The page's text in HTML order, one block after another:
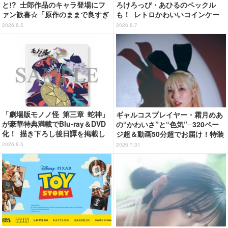
と!? 士郎作品のキャラ登場にフ
ァン歓喜☆「原作のままで良すぎ
るな」「脳の処理が追いつかない
よお」…第5話【ネタバレあり反
2026.8.5
ろけろっぴ・あひるのペックル
も！ レトロかわいいコインケー
ス第2弾がカプセルトイに登場♪
2026.8.7
「劇場版モノノ怪 第三章 蛇神」
が豪華特典満載でBlu-ray＆DVD
化！ 描き下ろし後日譚を掲載し
たブックレットなど
2026.8.5
ギャルコスプレイヤー・霜月めあ
の“かわいさ”と“色気”─320ペー
ジ超＆動画50分超でお届け！特装
合本版のデジタル写真集が登場
2026.7.31